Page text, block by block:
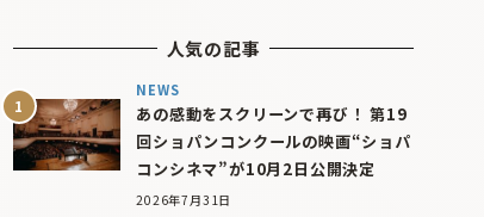
人気の記事
NEWS
あの感動をスクリーンで再び！ 第19
回ショパンコンクールの映画“ショパ
コンシネマ”が10月2日公開決定
2026年7月31日